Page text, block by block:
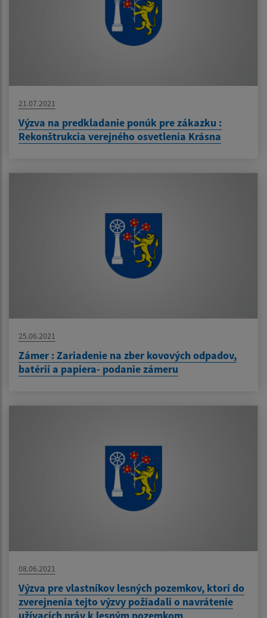
21.07.2021
Výzva na predkladanie ponúk pre zákazku :
Rekonštrukcia verejného osvetlenia Krásna
25.06.2021
Zámer : Zariadenie na zber kovových odpadov,
batérií a papiera- podanie zámeru
08.06.2021
Výzva pre vlastníkov lesných pozemkov, ktorí do
zverejnenia tejto výzvy požiadali o navrátenie
užívacích práv k lesným pozemkom